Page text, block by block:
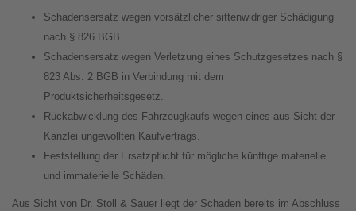
Schadensersatz wegen vorsätzlicher sittenwidriger Schädigung
nach § 826 BGB.
Schadensersatz wegen Verletzung eines Schutzgesetzes nach §
823 Abs. 2 BGB in Verbindung mit dem
Produktsicherheitsgesetz.
Rückabwicklung des Fahrzeugkaufs wegen eines aus Sicht der
Kanzlei ungewollten Kaufvertrags.
Feststellung der Ersatzpflicht für mögliche künftige materielle
und immaterielle Schäden.
Aus Sicht von Dr. Stoll & Sauer liegt der Schaden bereits im Abschluss